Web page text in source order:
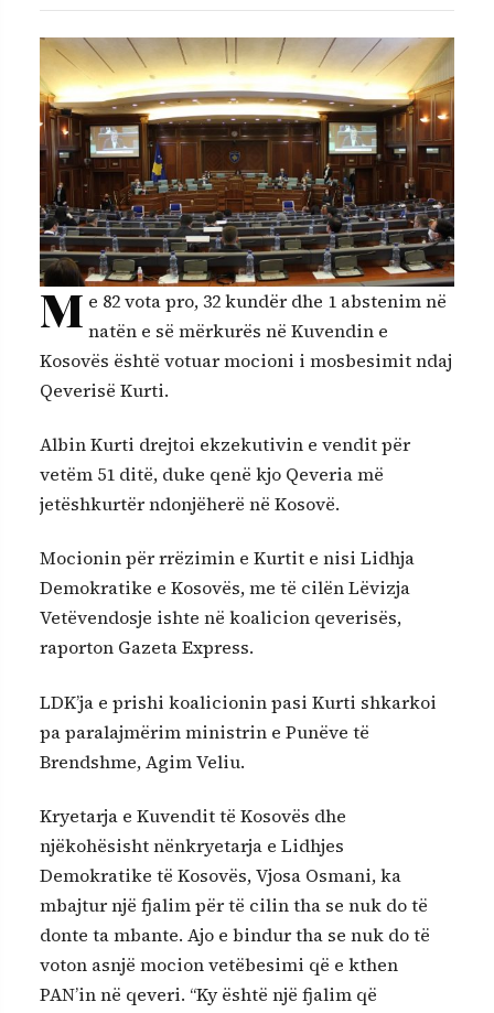
M e 82 vota pro, 32 kundër dhe 1 abstenim në
natën e së mërkurës në Kuvendin e
Kosovës është votuar mocioni i mosbesimit ndaj
Qeverisë Kurti.
Albin Kurti drejtoi ekzekutivin e vendit për
vetëm 51 ditë, duke qenë kjo Qeveria më
jetëshkurtër ndonjëherë në Kosovë.
Mocionin për rrëzimin e Kurtit e nisi Lidhja
Demokratike e Kosovës, me të cilën Lëvizja
Vetëvendosje ishte në koalicion qeverisës,
raporton Gazeta Express.
LDK’ja e prishi koalicionin pasi Kurti shkarkoi
pa paralajmërim ministrin e Punëve të
Brendshme, Agim Veliu.
Kryetarja e Kuvendit të Kosovës dhe
njëkohësisht nënkryetarja e Lidhjes
Demokratike të Kosovës, Vjosa Osmani, ka
mbajtur një fjalim për të cilin tha se nuk do të
donte ta mbante. Ajo e bindur tha se nuk do të
voton asnjë mocion vetëbesimi që e kthen
PAN’in në qeveri. “Ky është një fjalim që